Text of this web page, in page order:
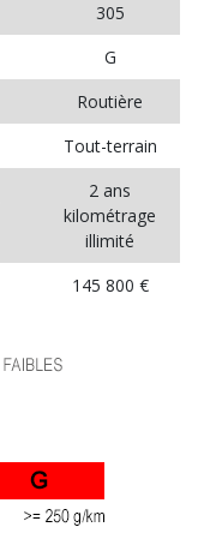
305
G
Routière
Tout-terrain
2 ans
kilométrage
illimité
145 800 €